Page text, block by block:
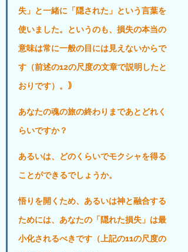
失」と一緒に「隠された」という言葉を
使いました。というのも、損失の本当の
意味は常に一般の目には見えないからで
す（前述の12の尺度の文章で説明したと
おりです）。｠
あなたの魂の旅の終わりまであとどれく
らいですか？
あるいは、どのくらいでモクシャを得る
ことができるでしょうか。
悟りを開くため、あるいは神と融合する
ためには、あなたの「隠れた損失」は最
小化されるべきです（上記の11の尺度の